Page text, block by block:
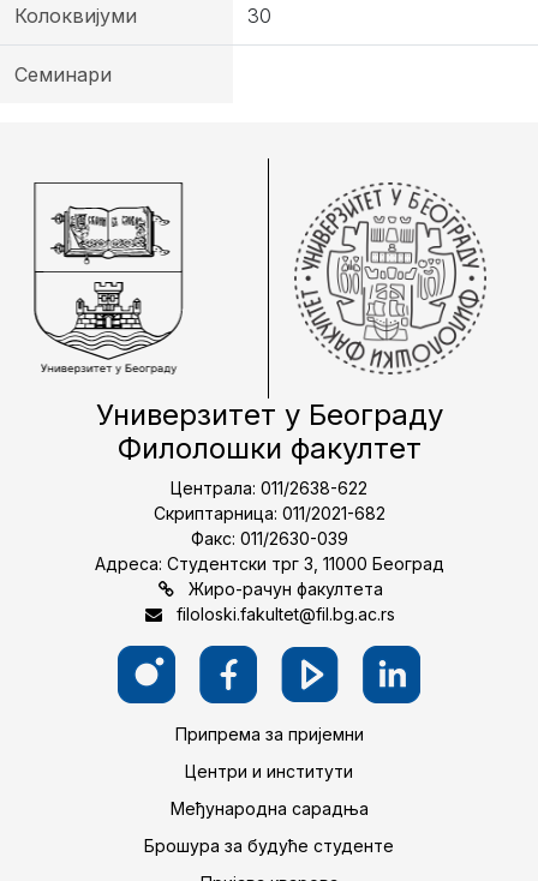
Колоквијуми 30
Семинари
Универзитет у Београду
Филолошки факултет
Централа: 011/2638-622
Скриптарница: 011/2021-682
Факс: 011/2630-039
Адреса: Студентски трг 3, 11000 Београд
Жиро-рачун факултета
filoloski.fakultet@fil.bg.ac.rs
Припрема за пријемни
Центри и институти
Међународна сарадња
Брошура за будуће студенте